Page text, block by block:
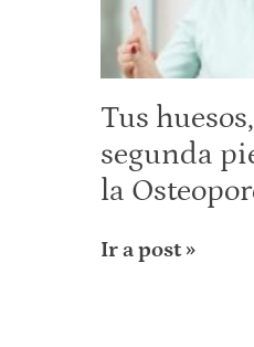
Tus
segunda
la
Ir a post »